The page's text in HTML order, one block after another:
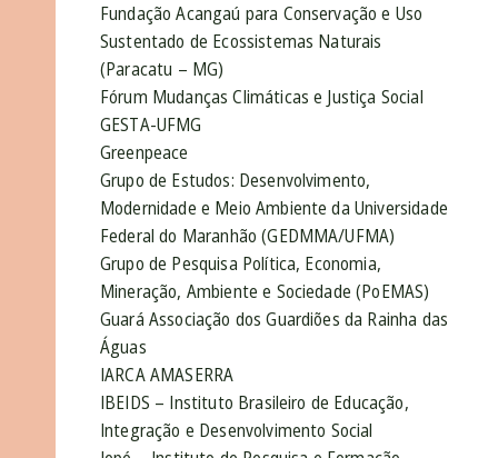
Fundação Acangaú para Conservação e Uso
Sustentado de Ecossistemas Naturais
(Paracatu – MG)
Fórum Mudanças Climáticas e Justiça Social
GESTA-UFMG
Greenpeace
Grupo de Estudos: Desenvolvimento,
Modernidade e Meio Ambiente da Universidade
Federal do Maranhão (GEDMMA/UFMA)
Grupo de Pesquisa Política, Economia,
Mineração, Ambiente e Sociedade (PoEMAS)
Guará Associação dos Guardiões da Rainha das
Águas
IARCA AMASERRA
IBEIDS – Instituto Brasileiro de Educação,
Integração e Desenvolvimento Social